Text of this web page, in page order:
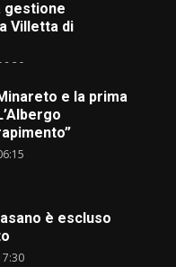
gestione
Villetta di
e la prima
è escluso